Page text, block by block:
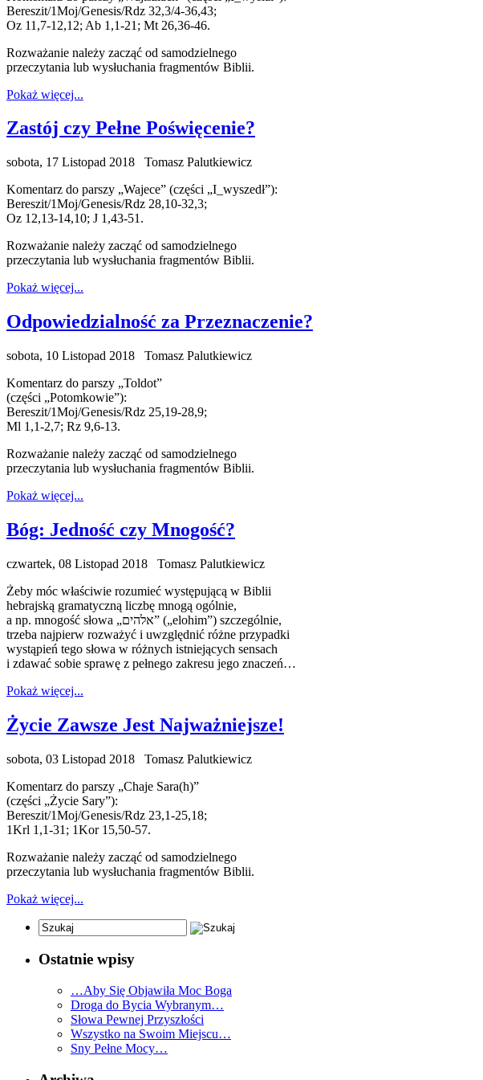
Bereszit/1Moj/Genesis/Rdz 32,3/4-36,43;
Oz 11,7-12,12; Ab 1,1-21; Mt 26,36-46.
Rozważanie należy zacząć od samodzielnego
przeczytania lub wysłuchania fragmentów Biblii.
Pokaż więcej...
Zastój czy Pełne Poświęcenie?
sobota, 17 Listopad 2018
Tomasz Palutkiewicz
Komentarz do parszy „Wajece” (części „I_wyszedł”):
Bereszit/1Moj/Genesis/Rdz 28,10-32,3;
Oz 12,13-14,10; J 1,43-51.
Rozważanie należy zacząć od samodzielnego
przeczytania lub wysłuchania fragmentów Biblii.
Pokaż więcej...
Odpowiedzialność za Przeznaczenie?
sobota, 10 Listopad 2018
Tomasz Palutkiewicz
Komentarz do parszy „Toldot”
(części „Potomkowie”):
Bereszit/1Moj/Genesis/Rdz 25,19-28,9;
Ml 1,1-2,7; Rz 9,6-13.
Rozważanie należy zacząć od samodzielnego
przeczytania lub wysłuchania fragmentów Biblii.
Pokaż więcej...
Bóg: Jedność czy Mnogość?
czwartek, 08 Listopad 2018
Tomasz Palutkiewicz
Żeby móc właściwie rozumieć występującą w Biblii
hebrajską gramatyczną liczbę mnogą ogólnie,
a np. mnogość słowa „אלהים” („elohim”) szczególnie,
trzeba najpierw rozważyć i uwzględnić różne przypadki
wystąpień tego słowa w różnych istniejących sensach
i zdawać sobie sprawę z pełnego zakresu jego znaczeń…
Pokaż więcej...
Życie Zawsze Jest Najważniejsze!
sobota, 03 Listopad 2018
Tomasz Palutkiewicz
Komentarz do parszy „Chaje Sara(h)”
(części „Życie Sary”):
Bereszit/1Moj/Genesis/Rdz 23,1-25,18;
1Krl 1,1-31; 1Kor 15,50-57.
Rozważanie należy zacząć od samodzielnego
przeczytania lub wysłuchania fragmentów Biblii.
Pokaż więcej...
Ostatnie wpisy
…Aby Się Objawiła Moc Boga
Droga do Bycia Wybranym…
Słowa Pewnej Przyszłości
Wszystko na Swoim Miejscu…
Sny Pełne Mocy…